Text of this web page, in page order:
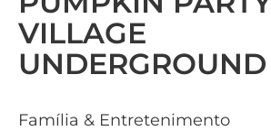
VILLAGE
Família & Entretenimento